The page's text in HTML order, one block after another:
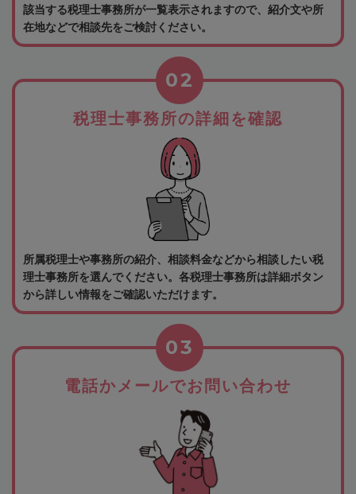
該当する税理士事務所が一覧表示されますので、紹介文や所
在地などで相談先をご検討ください。
税理士事務所の詳細を確認
02
所属税理士や事務所の紹介、相談料金などから相談したい税
理士事務所を選んでください。各税理士事務所は詳細ボタン
から詳しい情報をご確認いただけます。
電話かメールでお問い合わせ
03